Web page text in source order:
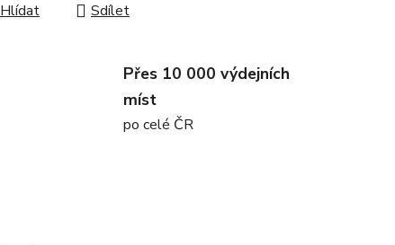
Hlídat Sdílet
Přes 10 000 výdejních
míst
po celé ČR